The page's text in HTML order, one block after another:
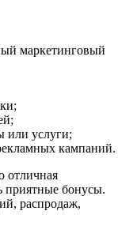
маркетинговый
или услуги;
кампаний.
отличная
приятные бонусы.
распродаж,